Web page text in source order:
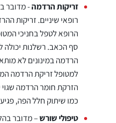
זריקות הרדמה- מדובר
רופאי שיניים. זריקות
הרופא לטפל בחניכי
סף הכאב. רשלנות יכולה
הרדמה במינונים לא
למטופל זריקת הרדמה
הזרקת חומר הרדמה שגוי
כמו שיתוק חלל הפה,
טיפולי שורש– מדובר